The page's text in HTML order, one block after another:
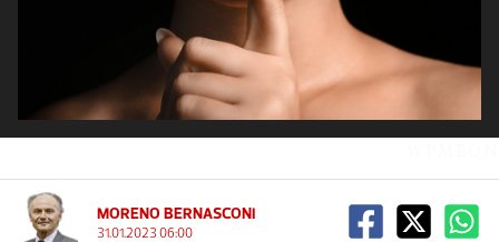
MORENO BERNASCONI
31.01.2023 06:00